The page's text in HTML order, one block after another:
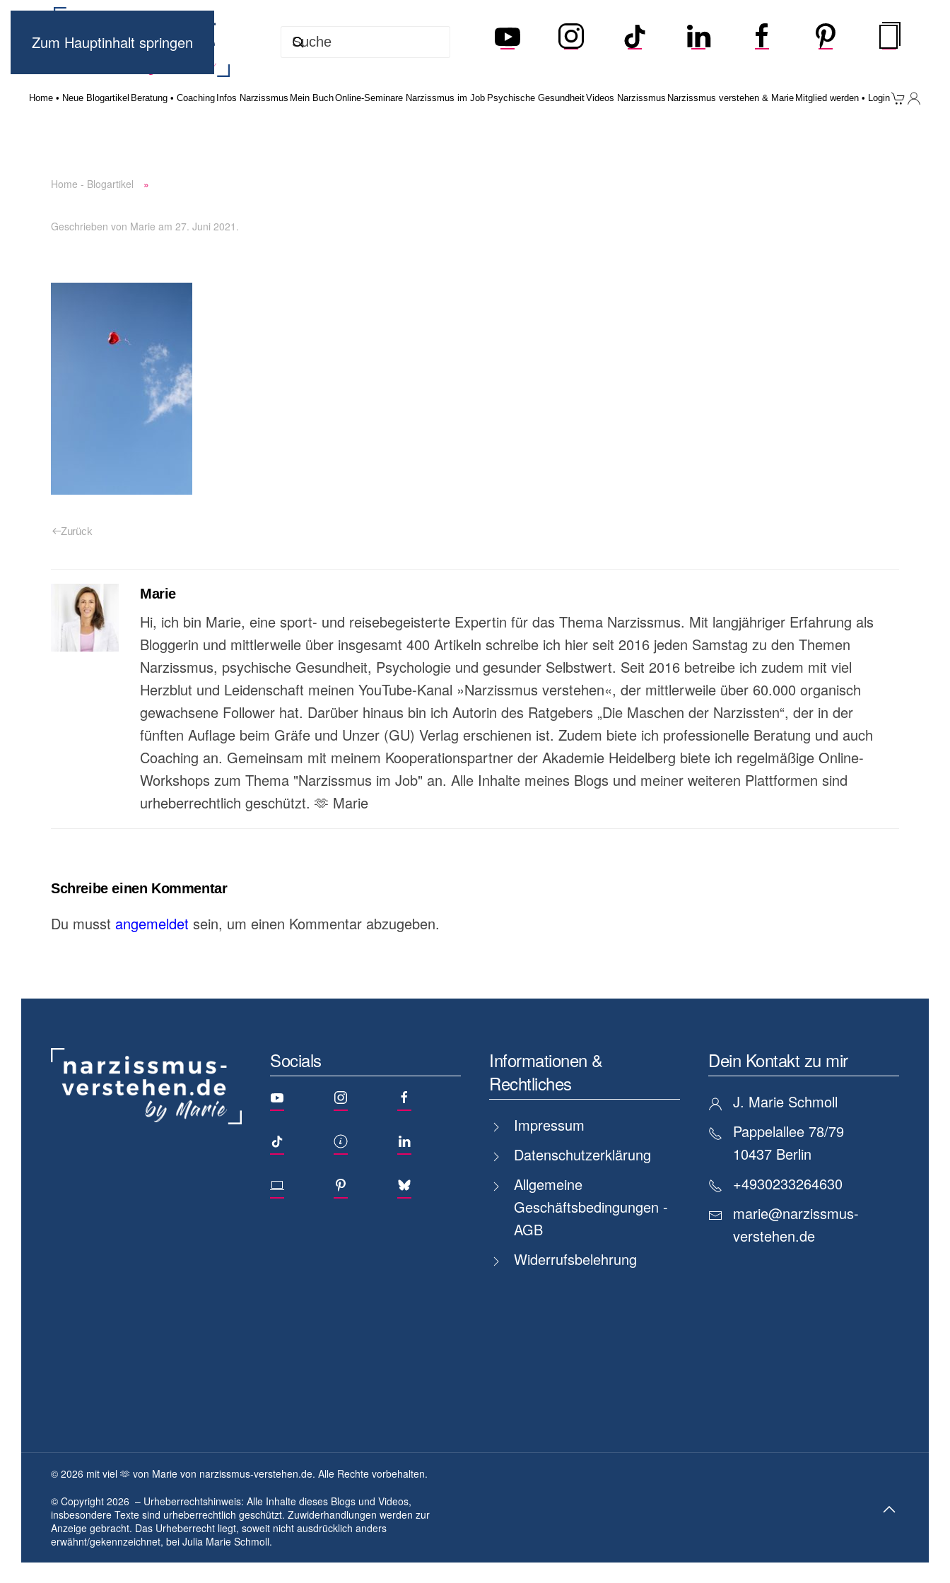
Zum Hauptinhalt springen
Home • Neue Blogartikel Beratung • Coaching Infos Narzissmus Mein BuchOnline-Seminare Narzissmus im Job Psychische GesundheitVideos Narzissmus Narzissmus verstehen & Marie Mitglied werden • Login
Home - Blogartikel
Geschrieben von Marie am 27. Juni 2021 .
Zurück
Marie
Hi, ich bin Marie, eine sport- und reisebegeisterte Expertin für das Thema Narzissmus. Mit langjähriger Erfahrung als
Bloggerin und mittlerweile über insgesamt 400 Artikeln schreibe ich hier seit 2016 jeden Samstag zu den Themen
Narzissmus, psychische Gesundheit, Psychologie und gesunder Selbstwert. Seit 2016 betreibe ich zudem mit viel
Herzblut und Leidenschaft meinen YouTube-Kanal »Narzissmus verstehen«, der mittlerweile über 60.000 organisch
gewachsene Follower hat. Darüber hinaus bin ich Autorin des Ratgebers „Die Maschen der Narzissten“, der in der
fünften Auflage beim Gräfe und Unzer (GU) Verlag erschienen ist. Zudem biete ich professionelle Beratung und auch
Coaching an. Gemeinsam mit meinem Kooperationspartner der Akademie Heidelberg biete ich regelmäßige Online-
Workshops zum Thema "Narzissmus im Job" an. Alle Inhalte meines Blogs und meiner weiteren Plattformen sind
urheberrechtlich geschützt. 🫶 Marie
Schreibe einen Kommentar
Du musst angemeldet sein, um einen Kommentar abzugeben.
Socials
Informationen &
Rechtliches
Impressum
Datenschutzerklärung
Allgemeine
Geschäftsbedingungen -
AGB
Widerrufsbelehrung
Dein Kontakt zu mir
J. Marie Schmoll
Pappelallee 78/79
10437 Berlin
+4930233264630
marie@narzissmus-
verstehen.de
© 2026 mit viel 🫶 von Marie von narzissmus-verstehen.de. Alle Rechte vorbehalten.
© Copyright 2026 – Urheberrechtshinweis: Alle Inhalte dieses Blogs und Videos,
insbesondere Texte sind urheberrechtlich geschützt. Zuwiderhandlungen werden zur
Anzeige gebracht. Das Urheberrecht liegt, soweit nicht ausdrücklich anders
erwähnt/gekennzeichnet, bei Julia Marie Schmoll.